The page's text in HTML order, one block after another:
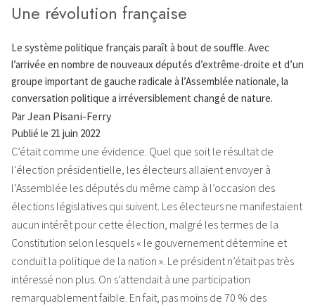
Une révolution française
Le système politique français paraît à bout de souffle. Avec
l’arrivée en nombre de nouveaux députés d’extrême-droite et d’un
groupe important de gauche radicale à l’Assemblée nationale, la
conversation politique a irréversiblement changé de nature.
ParJean Pisani-Ferry
Publié le 21 juin 2022
C’était comme une évidence. Quel que soit le résultat de
l’élection présidentielle, les électeurs allaient envoyer à
l’Assemblée les députés du même camp à l’occasion des
élections législatives qui suivent. Les électeurs ne manifestaient
aucun intérêt pour cette élection, malgré les termes de la
Constitution selon lesquels « le gouvernement détermine et
conduit la politique de la nation ». Le président n’était pas très
intéressé non plus. On s’attendait à une participation
remarquablement faible. En fait, pas moins de 70 % des